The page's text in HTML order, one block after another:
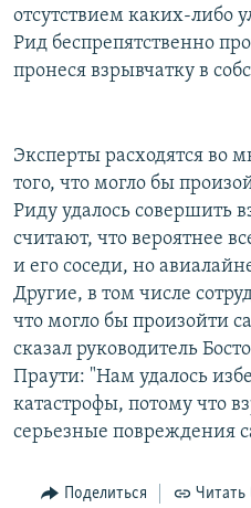
отсутствием каких-либо
Рид беспрепятственно
пронеся взрывчатку в
Эксперты расходятся во
того, что могло бы
Риду удалось совершить
считают, что вероятнее
и его соседи, но
Другие, в том числе
что могло бы произойти
сказал руководитель
Праути: "Нам удалось
катастрофы, потому что
серьезные повреждения
Поделиться Читать